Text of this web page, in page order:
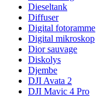
Dieseltank
Diffuser
Digital fotoramme
Digital mikroskop
Dior sauvage
Diskolys
Djembe
DJI Avata 2
DJI Mavic 4 Pro